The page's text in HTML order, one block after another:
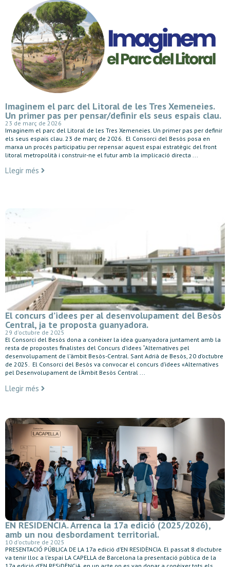
Imaginem el parc del Litoral de les Tres Xemeneies.
Un primer pas per pensar/definir els seus espais clau.
23 de març de 2026
Imaginem el parc del Litoral de les Tres Xemeneies. Un primer pas per definir
els seus espais clau. 23 de març de 2026. El Consorci del Besòs posa en
marxa un procés participatiu per repensar aquest espai estratègic del front
litoral metropolità i construir-ne el futur amb la implicació directa ...
Llegir més
El concurs d’idees per al desenvolupament del Besòs
Central, ja te proposta guanyadora.
29 d'octubre de 2025
El Consorci del Besòs dona a conèixer la idea guanyadora juntament amb la
resta de propostes finalistes del Concurs d’idees “Alternatives pel
desenvolupament de l’àmbit Besòs-Central. Sant Adrià de Besòs, 20 d’octubre
de 2025. El Consorci del Besòs va convocar el concurs d’idees «Alternatives
pel Desenvolupament de l’Àmbit Besòs Central ...
Llegir més
EN RESIDENCIA. Arrenca la 17a edició (2025/2026),
amb un nou desbordament territorial.
10 d'octubre de 2025
PRESENTACIÓ PÚBLICA DE LA 17a edició d’EN RESIDÈNCIA. El passat 8 d’octubre
va tenir lloc a l’espai LA CAPELLA de Barcelona la presentació pública de la